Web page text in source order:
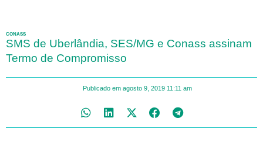
CONASS
SMS de Uberlândia, SES/MG e Conass assinam
Termo de Compromisso
Publicado em agosto 9, 2019 11:11 am